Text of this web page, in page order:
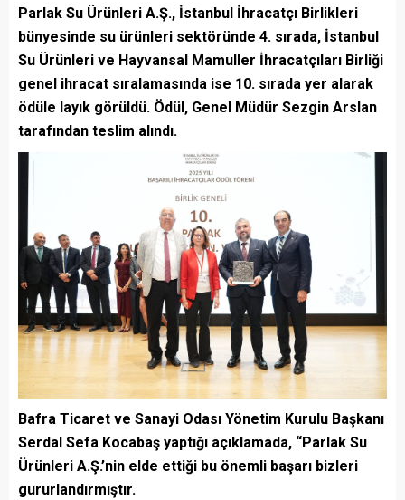
Parlak Su Ürünleri A.Ş., İstanbul İhracatçı Birlikleri
bünyesinde su ürünleri sektöründe 4. sırada, İstanbul
Su Ürünleri ve Hayvansal Mamuller İhracatçıları Birliği
genel ihracat sıralamasında ise 10. sırada yer alarak
ödüle layık görüldü. Ödül, Genel Müdür Sezgin Arslan
tarafından teslim alındı.
Bafra Ticaret ve Sanayi Odası Yönetim Kurulu Başkanı
Serdal Sefa Kocabaş yaptığı açıklamada, “Parlak Su
Ürünleri A.Ş.’nin elde ettiği bu önemli başarı bizleri
gururlandırmıştır.